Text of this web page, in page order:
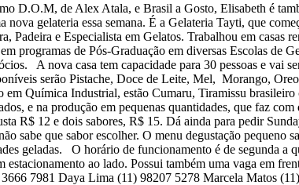
D.O.M, de Alex Atala, e Brasil a Gosto, Elisabeth é
gelateria essa semana. É a Gelateria Tayti, que
Padeira e Especialista em Gelatos. Trabalhou em casas
programas de Pós-Graduação em diversas Escolas de
A nova casa tem capacidade para 30 pessoas e vai
serão Pistache, Doce de Leite, Mel, Morango,
em Química Industrial, estão Cumaru, Tiramissu
e na produção em pequenas quantidades, que faz
R$ 12 e dois sabores, R$ 15. Dá ainda para pedir
sabe que sabor escolher. O menu degustação
geladas. O horário de funcionamento é de segunda a
ao lado. Possui também uma vaga em
7981 Daya Lima (11) 98207 5278 Marcela Matos